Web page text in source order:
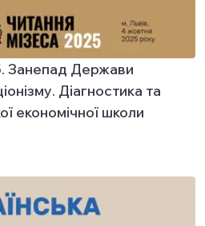
Занепад Держави
Діагностика та
економічної школи